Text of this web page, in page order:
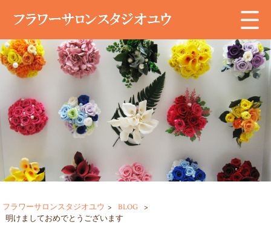
フラワーサロンスタジオユウ > BLOG
>
明けましておめでとうございます